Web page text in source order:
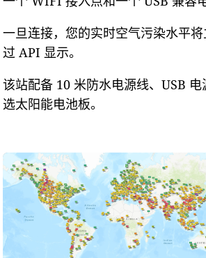
一旦连接，您的实时空气污染水平
过 API 显示。
该站配备 10 米防水电源线、USB
选太阳能电池板。